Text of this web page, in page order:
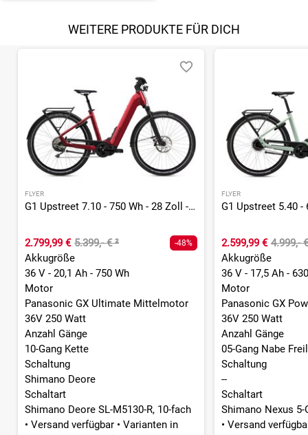
WEITERE PRODUKTE FÜR DICH
FLYER
G1 Upstreet 7.10 - 750 Wh - 28 Zoll - Tiefeinsteiger
2.799,99 € 5.399,- €² -48%
Akkugröße
36 V - 20,1 Ah - 750 Wh
Motor
Panasonic GX Ultimate Mittelmotor
36V 250 Watt
Anzahl Gänge
10-Gang Kette
Schaltung
Shimano Deore
Schaltart
Shimano Deore SL-M5130-R, 10-fach
• Versand verfügbar • Varianten in
FLYER
2.599,99 € 4.999,-
Akkugröße
36 V - 17,5 Ah -
Motor
Panasonic GX
36V 250 Watt
Anzahl Gänge
05-Gang Nabe
Schaltung
--
Schaltart
Shimano Nexus 5-
• Versand